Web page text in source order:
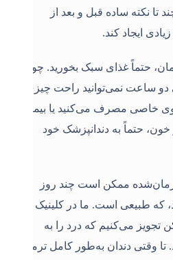
تا نکته ساده قبل و بعد از
ایجاد کند.
حتماً غذای سبک بخورید. چون
دو ساعت نمی‌توانید راحت چیزی
خاصی مصرف می‌کنید یا بیماری
خون، حتماً به دندانپزشک خود
ممکن است چند روز
که طبیعی است. ما درکلینیک
تجویز می‌کنیم که درد را به
وقتی دندان به‌طور کامل ترمیم